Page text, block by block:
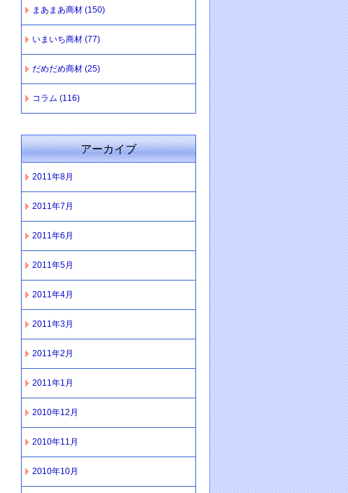
まあまあ商材 (150)
いまいち商材 (77)
だめだめ商材 (25)
コラム (116)
アーカイブ
2011年8月
2011年7月
2011年6月
2011年5月
2011年4月
2011年3月
2011年2月
2011年1月
2010年12月
2010年11月
2010年10月